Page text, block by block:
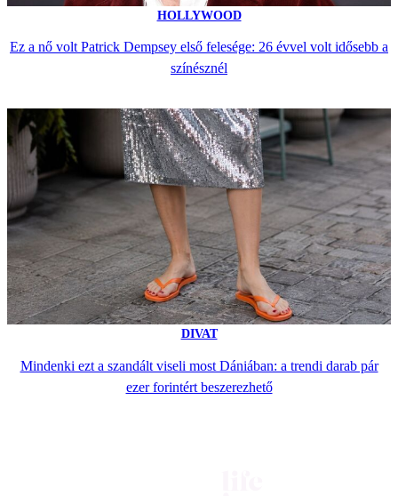
HOLLYWOOD
Ez a nő volt Patrick Dempsey első felesége: 26 évvel volt idősebb a
színésznél
DIVAT
Mindenki ezt a szandált viseli most Dániában: a trendi darab pár
ezer forintért beszerezhető